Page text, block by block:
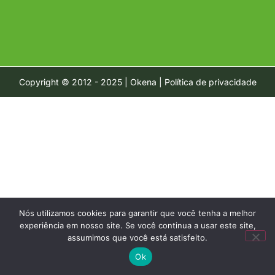
Copyright © 2012 - 2025 | Okena | Política de privacidade
Nós utilizamos cookies para garantir que você tenha a melhor
experiência em nosso site. Se você continua a usar este site,
assumimos que você está satisfeito.
Ok